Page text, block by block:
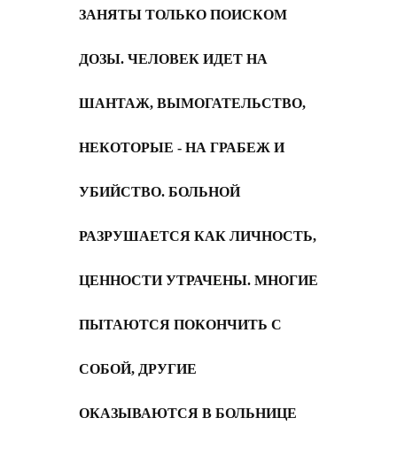
ЗАНЯТЫ ТОЛЬКО ПОИСКОМ
ДОЗЫ. ЧЕЛОВЕК ИДЕТ НА
ШАНТАЖ, ВЫМОГАТЕЛЬСТВО,
НЕКОТОРЫЕ - НА ГРАБЕЖ И
УБИЙСТВО. БОЛЬНОЙ
РАЗРУШАЕТСЯ КАК ЛИЧНОСТЬ,
ЦЕННОСТИ УТРАЧЕНЫ. МНОГИЕ
ПЫТАЮТСЯ ПОКОНЧИТЬ С
СОБОЙ, ДРУГИЕ
ОКАЗЫВАЮТСЯ В БОЛЬНИЦЕ